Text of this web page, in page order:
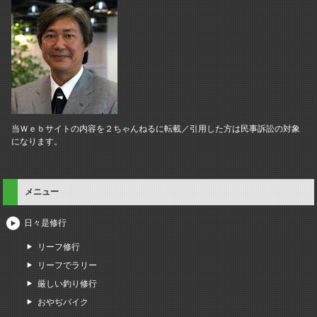
当Ｗｅｂサイトの内容を２ちゃんねるに転載／引用した方は民事訴訟の対象
になります。
メニュー
日々是修行
リーフ修行
リーフでラリー
厳しい釣り修行
おやぢバイク